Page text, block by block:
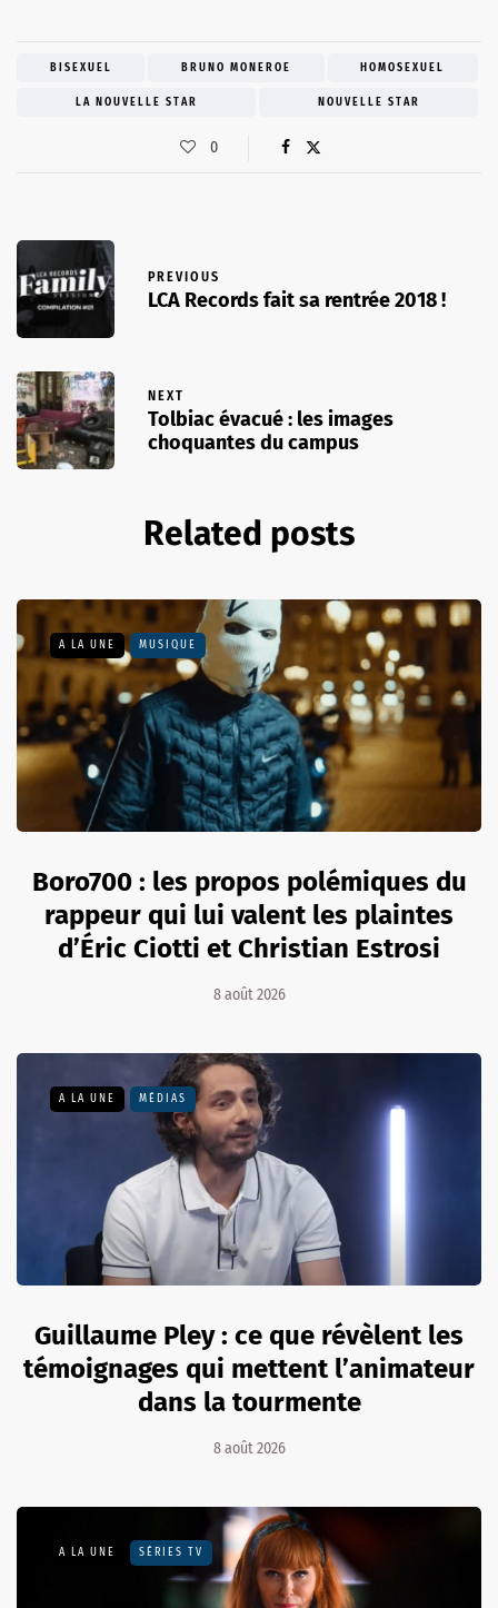
BISEXUEL BRUNO MONEROE HOMOSEXUEL
LA NOUVELLE STAR NOUVELLE STAR
0
PREVIOUS
LCA Records fait sa rentrée 2018 !
NEXT
Tolbiac évacué : les images
choquantes du campus
Related posts
A LA UNE MUSIQUE
Boro700 : les propos polémiques du
rappeur qui lui valent les plaintes
d’Éric Ciotti et Christian Estrosi
8 août 2026
A LA UNE MÉDIAS
Guillaume Pley : ce que révèlent les
témoignages qui mettent l’animateur
dans la tourmente
8 août 2026
A LA UNE SÉRIES TV